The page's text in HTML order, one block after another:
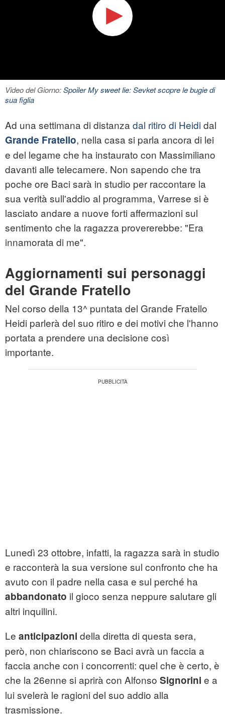
Video del Giorno:Spoiler My sweet lie: Sevket scopre le bugie di
sua figlia
Ad una settimana di distanza dal ritiro di Heididal
Grande Fratello, nella casa si parla ancora di lei
e del legame che ha instaurato con Massimiliano
davanti alle telecamere. Non sapendo che tra
poche ore Baci sarà in studio per raccontare la
sua verità sull'addio al programma, Varrese si è
lasciato andare a nuove forti affermazioni sul
sentimento che la ragazza provererebbe: "Era
innamorata di me".
Aggiornamenti sui personaggi
del Grande Fratello
Nel corso della 13^ puntata del Grande Fratello
Heidi parlerà del suo ritiro e dei motivi che l'hanno
portata a prendere una decisione così
importante.
Lunedì 23 ottobre, infatti, la ragazza sarà in studio
e racconterà la sua versione sul confronto che ha
avuto con il padre nella casa e sul perché ha
abbandonato il gioco senza neppure salutare gli
altri inquilini.
Le anticipazioni della diretta di questa sera,
però, non chiariscono se Baci avrà un faccia a
faccia anche con i concorrenti: quel che è certo, è
che la 26enne si aprirà con Alfonso Signorini e a
lui svelerà le ragioni del suo addio alla
trasmissione.